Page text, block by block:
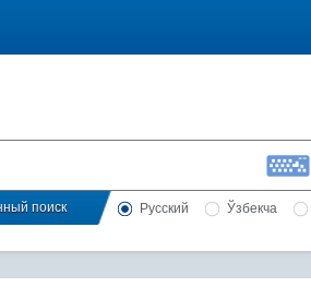
поиск Русский Ўзбекча